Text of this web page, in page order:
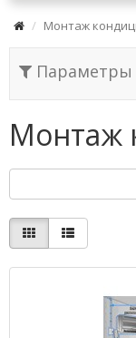
Монтаж
Параметры
Монтаж